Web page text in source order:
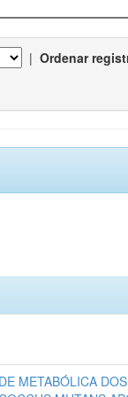
| Ordenar
METABÓLICA